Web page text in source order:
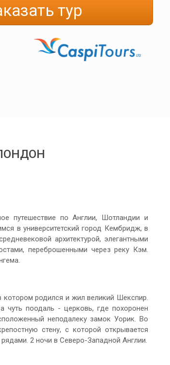
тур
путешествие по Англии, Шотландии и
в университетский город Кембридж, в
архитектурой, элегантными
переброшенными через реку Кэм.
котором родился и жил великий Шекспир.
чуть поодаль - церковь, где похоронен
неподалеку замок Уорик. Во
стену, с которой открывается
2 ночи в Северо-Западной Англии.